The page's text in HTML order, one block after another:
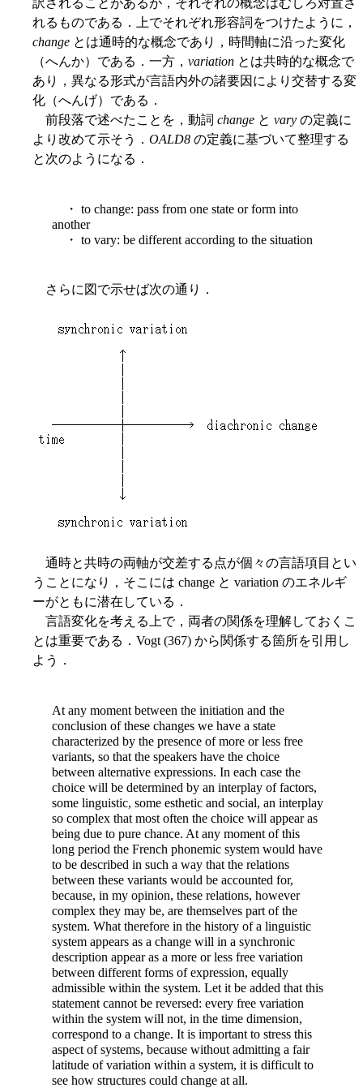
れるものである．上でそれぞれ形容詞をつけたように，
change とは通時的な概念であり，時間軸に沿った変化
（へんか）である．一方， variation とは共時的な概念で
あり，異なる形式が言語内外の諸要因により交替する変
化（へんげ）である．
前段落で述べたことを，動詞 change と vary の定義に
より改めて示そう． OALD8 の定義に基づいて整理する
と次のようになる．
・ to change: pass from one state or form into
another
・ to vary: be different according to the situation
さらに図で示せば次の通り．
通時と共時の両軸が交差する点が個々の言語項目とい
うことになり，そこには change と variation のエネルギ
ーがともに潜在している．
言語変化を考える上で，両者の関係を理解しておくこ
とは重要である．Vogt (367) から関係する箇所を引用し
よう．
At any moment between the initiation and the
conclusion of these changes we have a state
characterized by the presence of more or less free
variants, so that the speakers have the choice
between alternative expressions. In each case the
choice will be determined by an interplay of factors,
some linguistic, some esthetic and social, an interplay
so complex that most often the choice will appear as
being due to pure chance. At any moment of this
long period the French phonemic system would have
to be described in such a way that the relations
between these variants would be accounted for,
because, in my opinion, these relations, however
complex they may be, are themselves part of the
system. What therefore in the history of a linguistic
system appears as a change will in a synchronic
description appear as a more or less free variation
between different forms of expression, equally
admissible within the system. Let it be added that this
statement cannot be reversed: every free variation
within the system will not, in the time dimension,
correspond to a change. It is important to stress this
aspect of systems, because without admitting a fair
latitude of variation within a system, it is difficult to
see how structures could change at all.